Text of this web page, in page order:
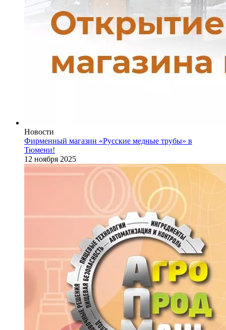
Новости
Фирменный магазин «Русские медные трубы» в
Тюмени!
12 ноября 2025